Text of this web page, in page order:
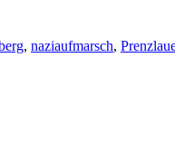
, naziaufmarsch,